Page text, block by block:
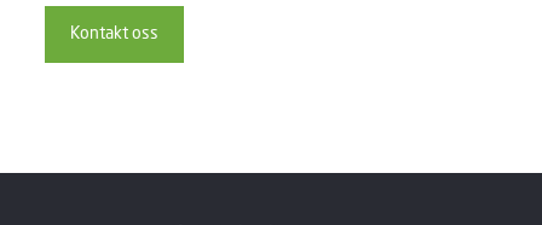
Kontakt oss